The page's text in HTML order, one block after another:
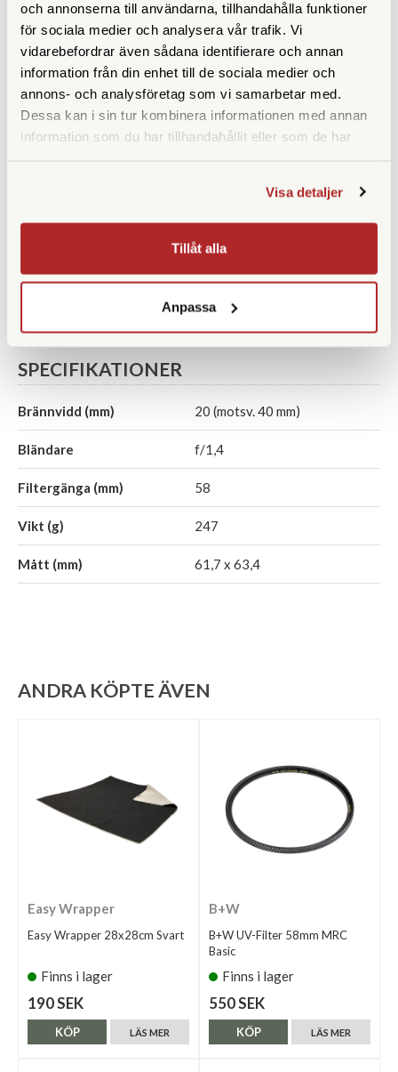
och annonserna till användarna, tillhandahålla funktioner
för sociala medier och analysera vår trafik. Vi
vidarebefordrar även sådana identifierare och annan
information från din enhet till de sociala medier och
annons- och analysföretag som vi samarbetar med.
Dessa kan i sin tur kombinera informationen med annan
information som du har tillhandahållit eller som de har
Visa detaljer
Tillåt alla
Anpassa
OM System
OM System M.Zuiko Digital
Olympus
Olympus M.Zuiko Digital
Finns i lager
SPECIFIKATIONER
Brännvidd (mm) 20 (motsv. 40 mm)
Bländare f/1,4
Filtergänga (mm) 58
Vikt (g) 247
Mått (mm) 61,7 x 63,4
ANDRA KÖPTE ÄVEN
Easy Wrapper
Easy Wrapper 28x28cm Svart
Finns i lager
190 SEK
LÄS MER
KÖP
B+W
B+W UV-Filter 58mm MRC
Basic
Finns i lager
550 SEK
LÄS MER
KÖP